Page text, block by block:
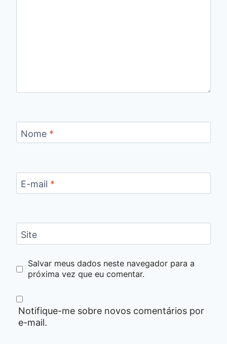
Nome *
E-mail *
Site
Salvar meus dados neste navegador para a
próxima vez que eu comentar.
Notifique-me sobre novos comentários por
e-mail.